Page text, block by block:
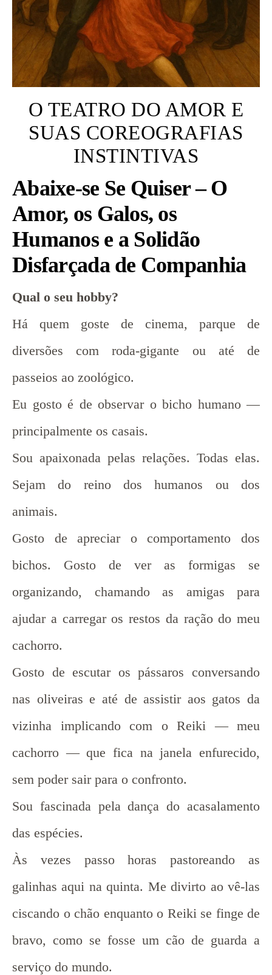
O TEATRO DO AMOR E
SUAS COREOGRAFIAS
INSTINTIVAS
Abaixe-se Se Quiser – O
Amor, os Galos, os
Humanos e a Solidão
Disfarçada de Companhia
Qual o seu hobby?
Há quem goste de cinema, parque de
diversões com roda-gigante ou até de
passeios ao zoológico.
Eu gosto é de observar o bicho humano —
principalmente os casais.
Sou apaixonada pelas relações. Todas elas.
Sejam do reino dos humanos ou dos
animais.
Gosto de apreciar o comportamento dos
bichos. Gosto de ver as formigas se
organizando, chamando as amigas para
ajudar a carregar os restos da ração do meu
cachorro.
Gosto de escutar os pássaros conversando
nas oliveiras e até de assistir aos gatos da
vizinha implicando com o Reiki — meu
cachorro — que fica na janela enfurecido,
sem poder sair para o confronto.
Sou fascinada pela dança do acasalamento
das espécies.
Às vezes passo horas pastoreando as
galinhas aqui na quinta. Me divirto ao vê-las
ciscando o chão enquanto o Reiki se finge de
bravo, como se fosse um cão de guarda a
serviço do mundo.